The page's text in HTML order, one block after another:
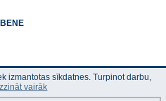
izmantotas sīkdatnes. Turpinot darbu,
vairāk